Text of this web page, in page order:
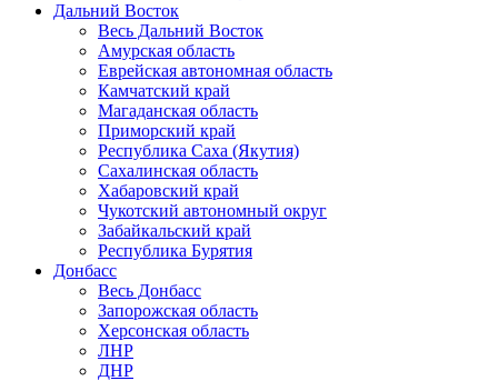
Дальний Восток
Весь Дальний Восток
Амурская область
Еврейская автономная область
Камчатский край
Магаданская область
Приморский край
Республика Саха (Якутия)
Сахалинская область
Хабаровский край
Чукотский автономный округ
Забайкальский край
Республика Бурятия
Донбасс
Весь Донбасс
Запорожская область
Херсонская область
ЛНР
ДНР